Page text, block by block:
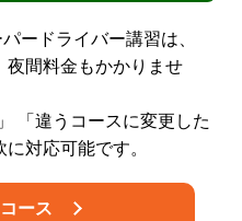
ードライバー講習は、
夜間料金もかかりませ
「違うコースに変更した
対応可能です。
ース